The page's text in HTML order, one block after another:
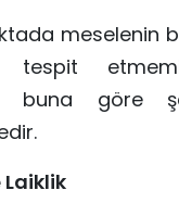
meselenin bir
tespit
buna göre